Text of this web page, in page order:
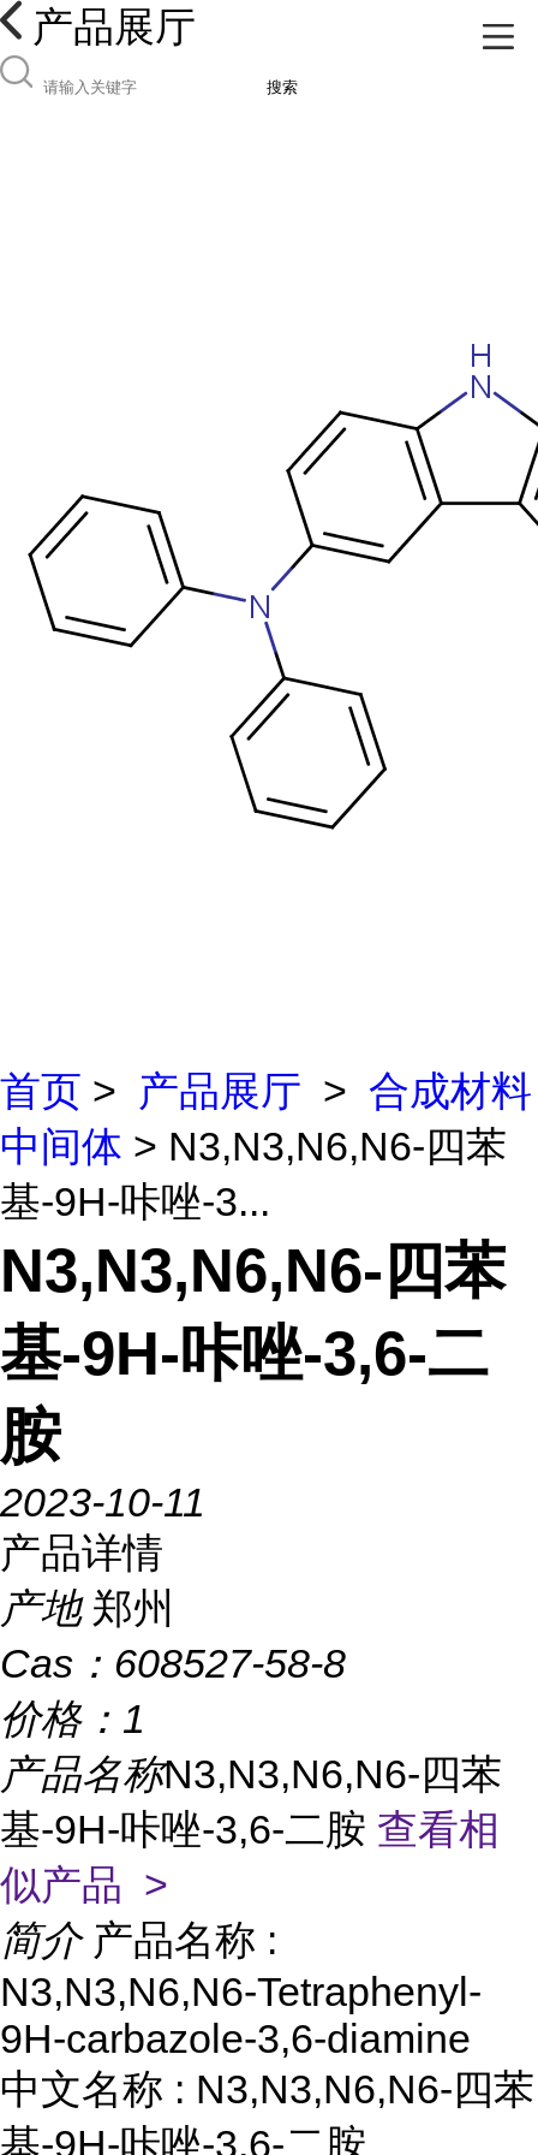
产品展厅
搜索
首页 > 产品展厅 > 合成材料
中间体 > N3,N3,N6,N6-四苯
基-9H-咔唑-3...
N3,N3,N6,N6-四苯
基-9H-咔唑-3,6-二
胺
2023-10-11
产品详情
产地 郑州
Cas： 608527-58-8
价格： 1
产品名称N3,N3,N6,N6-四苯
基-9H-咔唑-3,6-二胺 查看相
似产品 >
简介 产品名称 :
N3,N3,N6,N6-Tetraphenyl-
9H-carbazole-3,6-diamine
中文名称 : N3,N3,N6,N6-四苯
基-9H-咔唑-3,6-二胺